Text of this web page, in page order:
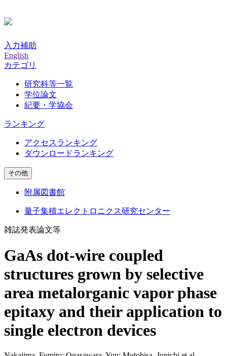
入力補助
English
カテゴリ
研究科等一覧
学位論文
紀要・学協会
ランキング
アクセスランキング
ダウンロードランキング
その他
附属図書館
量子集積エレクトロニクス研究センター
雑誌発表論文等
GaAs dot-wire coupled
structures grown by selective
area metalorganic vapor phase
epitaxy and their application to
single electron devices